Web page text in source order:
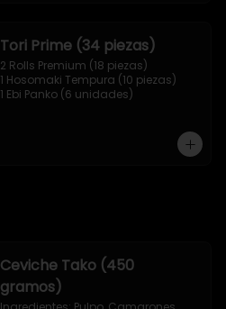
Tori Prime (34 piezas)
2 Rolls Premium (18 piezas)
1 Hosomaki Tempura (10 piezas)
1 Ebi Panko (6 unidades)
Ceviche Tako (450
gramos)